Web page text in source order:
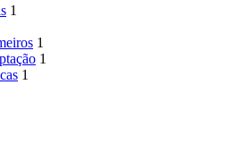
1
1
1
1